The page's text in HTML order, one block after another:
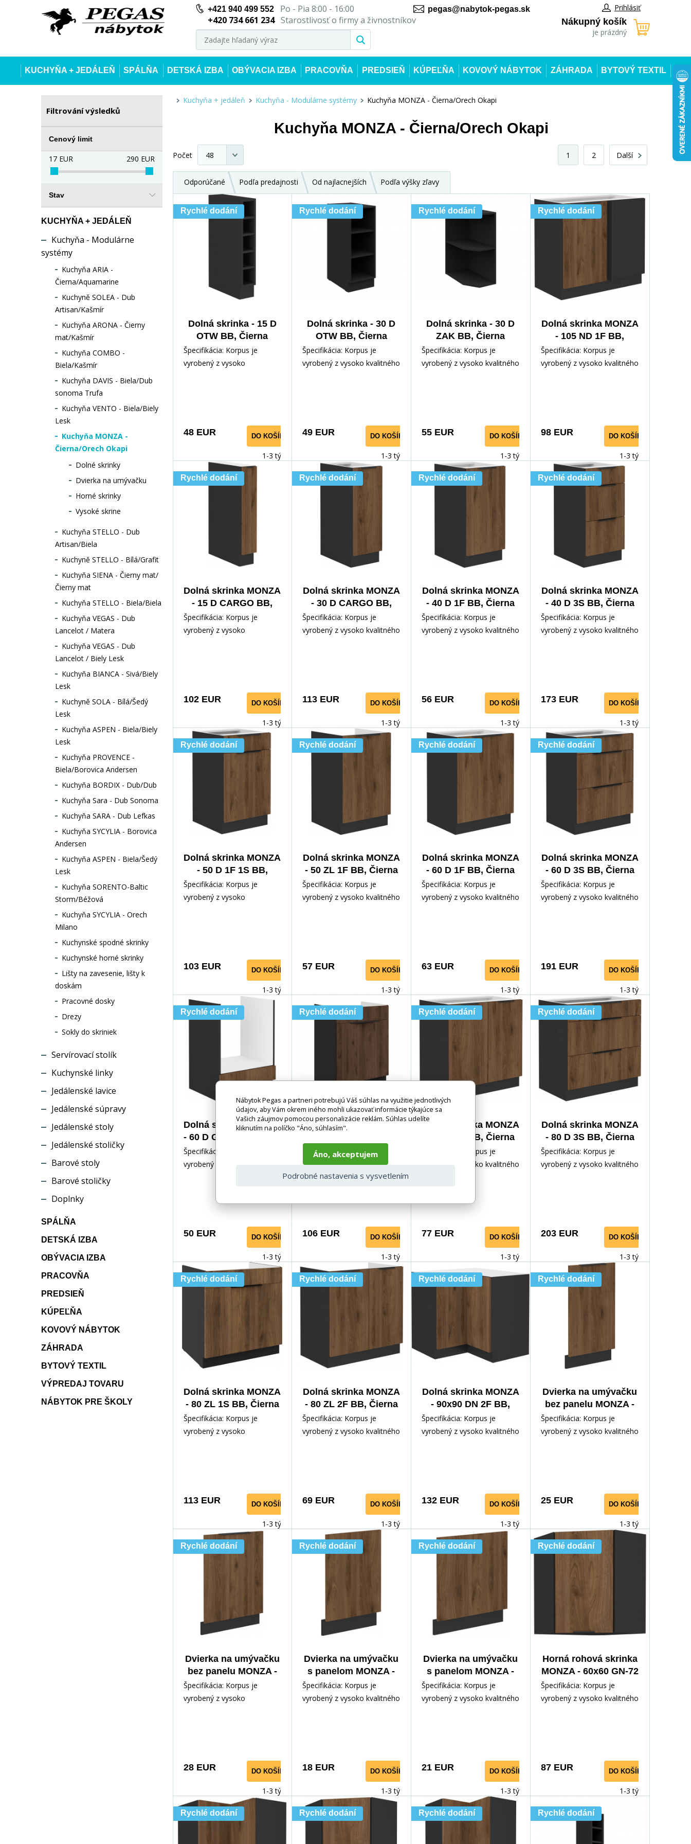
+421 940 499 552
Po - Pia 8:00 - 16:00
+420 734 661 234 Starostlivosť o firmy a živnostníkov
pegas@nabytok-pegas.sk Prihlásiť
Nákupný košík
je prázdný
KUCHYŇA + JEDÁLEŇ SPÁLŇA DETSKÁ IZBA OBÝVACIA IZBA PRACOVŇA PREDSIEŇ KÚPEĽŇA KOVOVÝ NÁBYTOK ZÁHRADA BYTOVÝ TEXTIL
Filtrování výsledků
Cenový limit
17 EUR 290 EUR
Stav
KUCHYŇA + JEDÁLEŇ
Kuchyňa - Modulárne
systémy
Kuchyňa ARIA -
Čierna/Aquamarine
Kuchyně SOLEA - Dub
Artisan/Kašmír
Kuchyňa ARONA - Čierny
mat/Kašmír
Kuchyňa COMBO -
Biela/Kašmír
Kuchyňa DAVIS - Biela/Dub
sonoma Trufa
Kuchyňa VENTO - Biela/Biely
Lesk
Kuchyňa MONZA -
Čierna/Orech Okapi
Dolné skrinky
Dvierka na umývačku
Horné skrinky
Vysoké skrine
Kuchyňa STELLO - Dub
Artisan/Biela
Kuchyně STELLO - Bílá/Grafit
Kuchyňa SIENA - Čierny mat/
Čierny mat
Kuchyňa STELLO - Biela/Biela
Kuchyňa VEGAS - Dub
Lancelot / Matera
Kuchyňa VEGAS - Dub
Lancelot / Biely Lesk
Kuchyňa BIANCA - Sivá/Biely
Lesk
Kuchyně SOLA - Bílá/Šedý
Lesk
Kuchyňa ASPEN - Biela/Biely
Lesk
Kuchyňa PROVENCE -
Biela/Borovica Andersen
Kuchyňa BORDIX - Dub/Dub
Kuchyňa Sara - Dub Sonoma
Kuchyňa SARA - Dub Lefkas
Kuchyňa SYCYLIA - Borovica
Andersen
Kuchyňa ASPEN - Biela/Šedý
Lesk
Kuchyňa SORENTO-Baltic
Storm/Béžová
Kuchyňa SYCYLIA - Orech
Milano
Kuchynské spodné skrinky
Kuchynské horné skrinky
Lišty na zavesenie, lišty k
doskám
Pracovné dosky
Drezy
Sokly do skriniek
Servírovací stolík
Kuchynské linky
Jedálenské lavice
Jedálenské súpravy
Jedálenské stoly
Jedálenské stoličky
Barové stoly
Barové stoličky
Doplnky
SPÁLŇA
DETSKÁ IZBA
OBÝVACIA IZBA
PRACOVŇA
PREDSIEŇ
KÚPEĽŇA
KOVOVÝ NÁBYTOK
ZÁHRADA
BYTOVÝ TEXTIL
VÝPREDAJ TOVARU
NÁBYTOK PRE ŠKOLY
Kuchyňa + jedáleň Kuchyňa - Modulárne systémy Kuchyňa MONZA - Čierna/Orech Okapi
Kuchyňa MONZA - Čierna/Orech Okapi
Počet 1 2 Další
Odporúčané Podľa predajnosti Od najlacnejších Podľa výšky zľavy
Rychlé dodání
Dolná skrinka - 15 D
OTW BB, Čierna
matná
Špecifikácia: Korpus je
vyrobený z vysoko
48 EUR DO KOŠÍKA
1-3 týdny
Rychlé dodání
Dolná skrinka - 30 D
OTW BB, Čierna
matná
Špecifikácia: Korpus je
vyrobený z vysoko kvalitného
49 EUR DO KOŠÍKA
1-3 týdny
Rychlé dodání
Dolná skrinka - 30 D
ZAK BB, Čierna
matná
Špecifikácia: Korpus je
vyrobený z vysoko kvalitného
55 EUR DO KOŠÍKA
1-3 týdny
Rychlé dodání
Dolná skrinka MONZA
- 105 ND 1F BB,
Čierna mat/Orech
Špecifikácia: Korpus je
vyrobený z vysoko kvalitného
98 EUR DO KOŠÍKA
1-3 týdny
Rychlé dodání
Dolná skrinka MONZA
- 15 D CARGO BB,
Čierna mat/Orech
Špecifikácia: Korpus je
vyrobený z vysoko
102 EUR DO KOŠÍKA
1-3 týdny
Rychlé dodání
Dolná skrinka MONZA
- 30 D CARGO BB,
Čierna mat/Orech
Špecifikácia: Korpus je
vyrobený z vysoko kvalitného
113 EUR DO KOŠÍKA
1-3 týdny
Rychlé dodání
Dolná skrinka MONZA
- 40 D 1F BB, Čierna
mat/Orech
Špecifikácia: Korpus je
vyrobený z vysoko kvalitného
56 EUR DO KOŠÍKA
1-3 týdny
Rychlé dodání
Dolná skrinka MONZA
- 40 D 3S BB, Čierna
mat/Orech
Špecifikácia: Korpus je
vyrobený z vysoko kvalitného
173 EUR DO KOŠÍKA
1-3 týdny
Rychlé dodání
Dolná skrinka MONZA
- 50 D 1F 1S BB,
Čierna mat/Orech
Špecifikácia: Korpus je
vyrobený z vysoko
103 EUR DO KOŠÍKA
1-3 týdny
Rychlé dodání
Dolná skrinka MONZA
- 50 ZL 1F BB, Čierna
mat/Orech
Špecifikácia: Korpus je
vyrobený z vysoko kvalitného
57 EUR DO KOŠÍKA
1-3 týdny
Rychlé dodání
Dolná skrinka MONZA
- 60 D 1F BB, Čierna
mat/Orech
Špecifikácia: Korpus je
vyrobený z vysoko kvalitného
63 EUR DO KOŠÍKA
1-3 týdny
Rychlé dodání
Dolná skrinka MONZA
- 60 D 3S BB, Čierna
mat/ Orech
Špecifikácia: Korpus je
vyrobený z vysoko kvalitného
191 EUR DO KOŠÍKA
1-3 týdny
Rychlé dodání
Dolná skrinka MONZA
- 60 D GAZ BB, Čierna
mat/ Orech
Špecifikácia: Korpus je
vyrobený z vysoko
50 EUR DO KOŠÍKA
1-3 týdny
Rychlé dodání
Dolná skrinka MONZA
mat/Orech
Špecifikácia: Korpus je
vyrobený z vysoko kvalitného
lamina 16 mm v čiernej
106 EUR DO KOŠÍKA
1-3 týdny
Rychlé dodání
Dolná skrinka MONZA
- 80 D 2F BB, Čierna
mat/Orech
Špecifikácia: Korpus je
vyrobený z vysoko kvalitného
77 EUR DO KOŠÍKA
1-3 týdny
Rychlé dodání
Dolná skrinka MONZA
- 80 D 3S BB, Čierna
mat/Orech
Špecifikácia: Korpus je
vyrobený z vysoko kvalitného
203 EUR DO KOŠÍKA
1-3 týdny
Rychlé dodání
Dolná skrinka MONZA
- 80 ZL 1S BB, Čierna
mat/Orech
Špecifikácia: Korpus je
vyrobený z vysoko
113 EUR DO KOŠÍKA
1-3 týdny
Rychlé dodání
Dolná skrinka MONZA
- 80 ZL 2F BB, Čierna
mat/Orech
Špecifikácia: Korpus je
vyrobený z vysoko kvalitného
69 EUR DO KOŠÍKA
1-3 týdny
Rychlé dodání
Dolná skrinka MONZA
- 90x90 DN 2F BB,
Čierna mat/Orech
Špecifikácia: Korpus je
vyrobený z vysoko kvalitného
132 EUR DO KOŠÍKA
1-3 týdny
Rychlé dodání
Dvierka na umývačku
bez panelu MONZA -
ZM 713x446, Čierna
mat/ Orech
Špecifikácia: Korpus je
vyrobený z vysoko kvalitného
25 EUR DO KOŠÍKA
1-3 týdny
Rychlé dodání
Dvierka na umývačku
bez panelu MONZA -
ZM 713x596, Čierna
mat/Orech
Špecifikácia: Korpus je
vyrobený z vysoko
28 EUR DO KOŠÍKA
1-3 týdny
Rychlé dodání
Dvierka na umývačku
s panelom MONZA -
ZM 570x446, Čierna
mat/Orech
Špecifikácia: Korpus je
vyrobený z vysoko kvalitného
18 EUR DO KOŠÍKA
1-3 týdny
Rychlé dodání
Dvierka na umývačku
s panelom MONZA -
ZM 570x596, Čierna
mat/Orech
Špecifikácia: Korpus je
vyrobený z vysoko kvalitného
21 EUR DO KOŠÍKA
1-3 týdny
Rychlé dodání
Horná rohová skrinka
MONZA - 60x60 GN-72
1F (45°), Čierna
mat/Orech
Špecifikácia: Korpus je
vyrobený z vysoko kvalitného
87 EUR DO KOŠÍKA
1-3 týdny
Rychlé dodání Rychlé dodání Rychlé dodání Rychlé dodání
Nábytok Pegas a partneri potrebujú Váš súhlas na využitie jednotlivých
údajov, aby Vám okrem iného mohli ukazovať informácie týkajúce sa
Vašich záujmov pomocou personalizácie reklám. Súhlas udelíte
kliknutím na políčko "Áno, súhlasím".
Áno, akceptujem
Podrobné nastavenia s vysvetlením